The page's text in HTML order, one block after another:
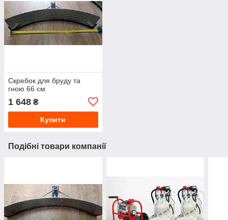
Cкребок для бруду та
гною 66 см
1 648 ₴
Купити
Подібні товари компанії